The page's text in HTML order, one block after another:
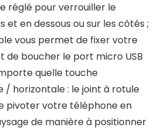
réglé pour verrouiller le
et en dessous ou sur les côtés ;
vous permet de fixer votre
de boucher le port micro USB
quelle touche
horizontale : le joint à rotule
pivoter votre téléphone en
de manière à positionner